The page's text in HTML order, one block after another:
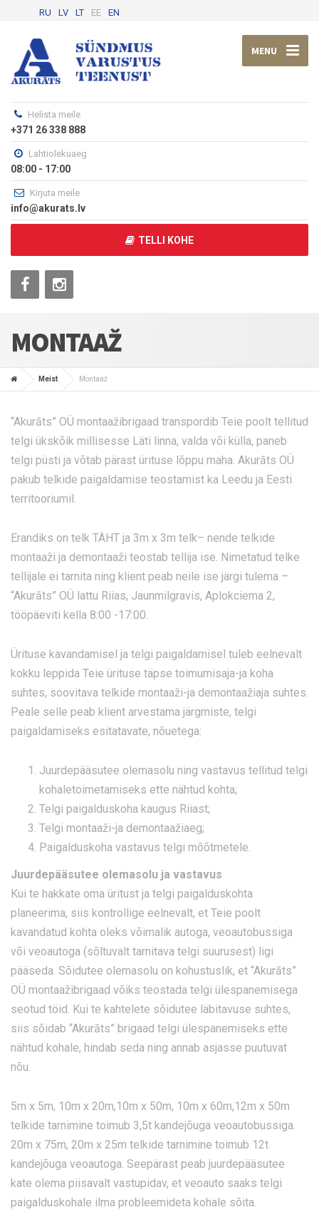
RU LV LT EE EN
MENU
Helista meile
+371 26 338 888
Lahtiolekuaeg
08:00 - 17:00
Kirjuta meile
info@akurats.lv
TELLI KOHE
MONTAAŽ
Meist Montaaž
“Akurāts” OÜ montaažibrigaad transpordib Teie poolt tellitud
telgi ükskõik millisesse Läti linna, valda või külla, paneb
telgi püsti ja võtab pärast ürituse lõppu maha. Akurāts OÜ
pakub telkide paigaldamise teostamist ka Leedu ja Eesti
territooriumil.
Erandiks on telk TÄHT ja 3m x 3m telk– nende telkide
montaaži ja demontaaži teostab tellija ise. Nimetatud telke
tellijale ei tarnita ning klient peab neile ise järgi tulema –
“Akurāts” OÜ lattu Riias, Jaunmilgravis, Aplokciema 2,
tööpäeviti kella 8:00 -17:00.
Ürituse kavandamisel ja telgi paigaldamisel tuleb eelnevalt
kokku leppida Teie ürituse täpse toimumisaja-ja koha
suhtes, soovitava telkide montaaži-ja demontaažiaja suhtes.
Peale selle peab klient arvestama järgmiste, telgi
paigaldamiseks esitatavate, nõuetega:
Juurdepääsutee olemasolu ning vastavus tellitud telgi
kohaletoimetamiseks ette nähtud kohta;
Telgi paigalduskoha kaugus Riiast;
Telgi montaaži-ja demontaažiaeg;
Paigalduskoha vastavus telgi mõõtmetele.
Juurdepääsutee olemasolu ja vastavus
Kui te hakkate oma üritust ja telgi paigalduskohta
planeerima, siis kontrollige eelnevalt, et Teie poolt
kavandatud kohta oleks võimalik autoga, veoautobussiga
või veoautoga (sõltuvalt tarnitava telgi suurusest) ligi
pääseda. Sõidutee olemasolu on kohustuslik, et “Akurāts”
OÜ montaažibrigaad võiks teostada telgi ülespanemisega
seotud töid. Kui te kahtelete sõidutee läbitavuse suhtes,
siis sõidab “Akurāts” brigaad telgi ülespanemiseks ette
nähtud kohale, hindab seda ning annab asjasse puutuvat
nõu.
5m x 5m, 10m x 20m,10m x 50m, 10m x 60m,12m x 50m
telkide tarnimine toimub 3,5t kandejõuga veoautobussiga.
20m x 75m, 20m x 25m telkide tarnimine toimub 12t
kandejõuga veoautoga. Seepärast peab juurdepääsutee
kate olema piisavalt vastupidav, et veoauto saaks telgi
paigalduskohale ilma probleemideta kohale sõita.